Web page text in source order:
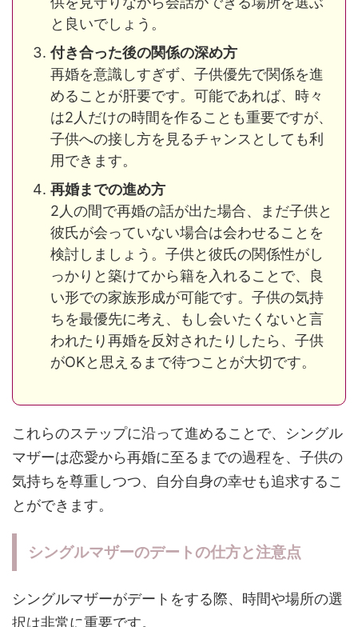
と良いでしょう​​。
付き合った後の関係の深め方
再婚を意識しすぎず、子供優先で関係を進
めることが肝要です。可能であれば、時々
は2人だけの時間を作ることも重要ですが、
子供への接し方を見るチャンスとしても利
用できます​​。
再婚までの進め方
2人の間で再婚の話が出た場合、まだ子供と
彼氏が会っていない場合は会わせることを
検討しましょう。子供と彼氏の関係性がし
っかりと築けてから籍を入れることで、良
い形での家族形成が可能です。子供の気持
ちを最優先に考え、もし会いたくないと言
われたり再婚を反対されたりしたら、子供
がOKと思えるまで待つことが大切です​。
これらのステップに沿って進めることで、シングル
マザーは恋愛から再婚に至るまでの過程を、子供の
気持ちを尊重しつつ、自分自身の幸せも追求するこ
とができます。
シングルマザーのデートの仕方と注意点
シングルマザーがデートをする際、時間や場所の選
択は非常に重要です。